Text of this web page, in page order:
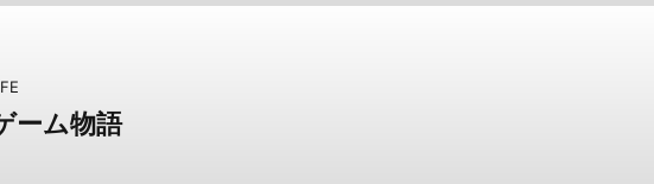
ーム物語